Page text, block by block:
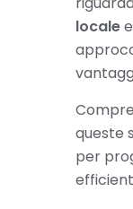
localee
queste
per